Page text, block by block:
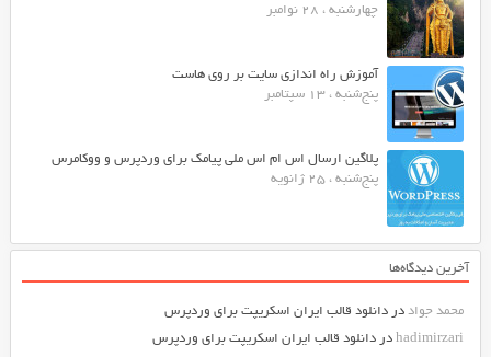
چهارشنبه ، 28 نوامبر
آموزش راه اندازی سایت بر روی هاست
پنج‌شنبه ، 13 سپتامبر
پلاگین ارسال اس ام اس ملی پیامک برای وردپرس و ووکامرس
پنج‌شنبه ، 25 ژانویه
آخرین دیدگاه‌ها
محمد جواددر دانلود قالب ایران اسکریپت برای وردپرس
hadimirzariدر دانلود قالب ایران اسکریپت برای وردپرس